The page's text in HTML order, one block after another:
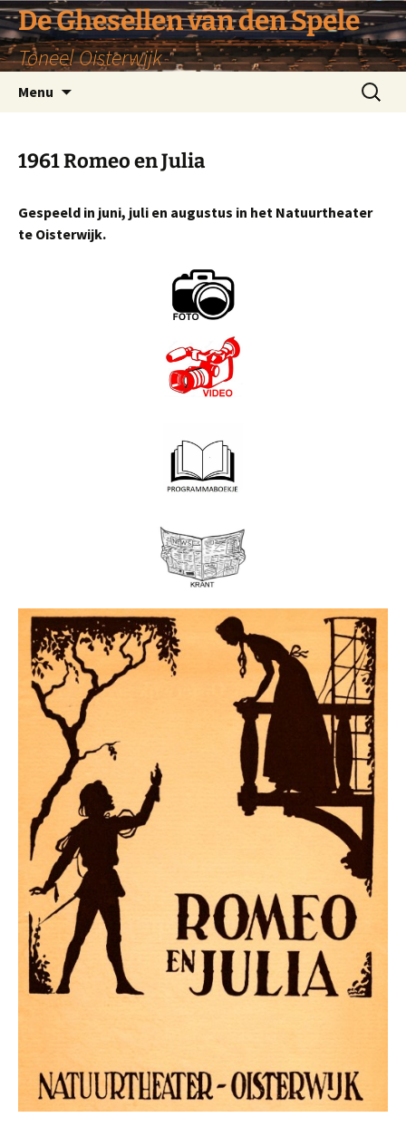
De Ghesellen van den Spele
Toneel Oisterwijk
Menu
Zoeken
naar:
1961 Romeo en Julia
Gespeeld in juni, juli en augustus in het Natuurtheater
te Oisterwijk.